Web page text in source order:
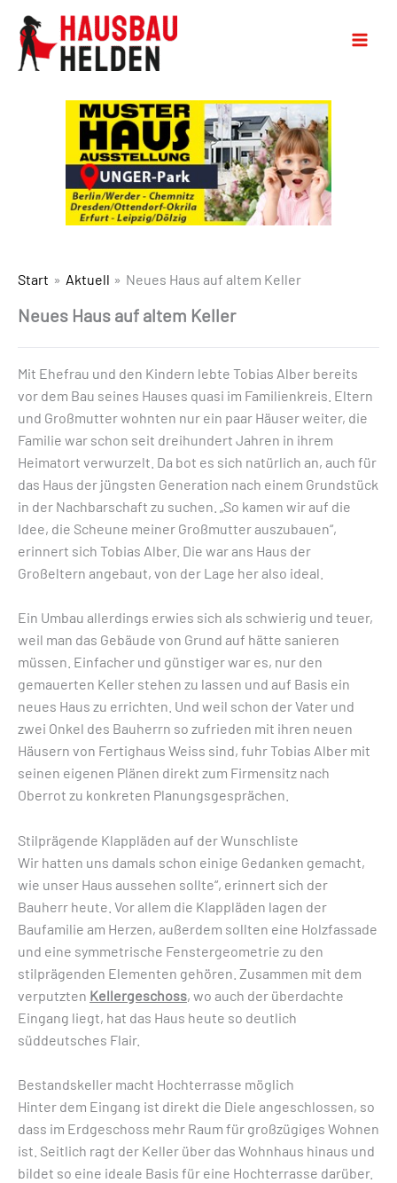
Start Aktuell Neues Haus auf altem Keller
Neues Haus auf altem Keller
Mit Ehefrau und den Kindern lebte Tobias Alber bereits
vor dem Bau seines Hauses quasi im Familienkreis. Eltern
und Großmutter wohnten nur ein paar Häuser weiter, die
Familie war schon seit dreihundert Jahren in ihrem
Heimatort verwurzelt. Da bot es sich natürlich an, auch für
das Haus der jüngsten Generation nach einem Grundstück
in der Nachbarschaft zu suchen. „So kamen wir auf die
Idee, die Scheune meiner Großmutter auszubauen“,
erinnert sich Tobias Alber. Die war ans Haus der
Großeltern angebaut, von der Lage her also ideal.
Ein Umbau allerdings erwies sich als schwierig und teuer,
weil man das Gebäude von Grund auf hätte sanieren
müssen. Einfacher und günstiger war es, nur den
gemauerten Keller stehen zu lassen und auf Basis ein
neues Haus zu errichten. Und weil schon der Vater und
zwei Onkel des Bauherrn so zufrieden mit ihren neuen
Häusern von Fertighaus Weiss sind, fuhr Tobias Alber mit
seinen eigenen Plänen direkt zum Firmensitz nach
Oberrot zu konkreten Planungsgesprächen.
Stilprägende Klappläden auf der Wunschliste
Wir hatten uns damals schon einige Gedanken gemacht,
wie unser Haus aussehen sollte“, erinnert sich der
Bauherr heute. Vor allem die Klappläden lagen der
Baufamilie am Herzen, außerdem sollten eine Holzfassade
und eine symmetrische Fenstergeometrie zu den
stilprägenden Elementen gehören. Zusammen mit dem
verputzten Kellergeschoss, wo auch der überdachte
Eingang liegt, hat das Haus heute so deutlich
süddeutsches Flair.
Bestandskeller macht Hochterrasse möglich
Hinter dem Eingang ist direkt die Diele angeschlossen, so
dass im Erdgeschoss mehr Raum für großzügiges Wohnen
ist. Seitlich ragt der Keller über das Wohnhaus hinaus und
bildet so eine ideale Basis für eine Hochterrasse darüber.